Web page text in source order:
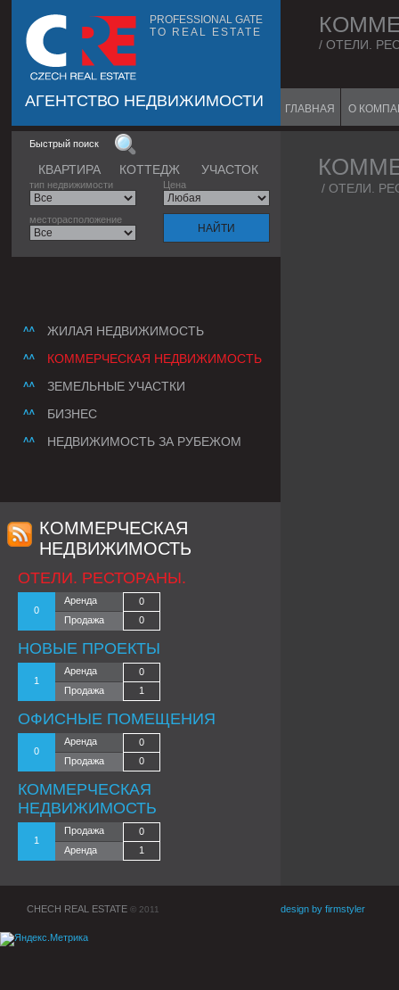
PROFESSIONAL GATE
TO REAL ESTATE
АГЕНТСТВО НЕДВИЖИМОСТИ
/ ОТЕЛИ.
ГЛАВНАЯ О
Быстрый поиск
КВАРТИРА КОТТЕДЖ УЧАСТОК
тип недвижимости Цена
месторасположение
ЖИЛАЯ НЕДВИЖИМОСТЬ
КОММЕРЧЕСКАЯ НЕДВИЖИМОСТЬ
ЗЕМЕЛЬНЫЕ УЧАСТКИ
БИЗНЕС
НЕДВИЖИМОСТЬ ЗА РУБЕЖОМ
/ ОТЕЛИ.
КОММЕРЧЕСКАЯ
НЕДВИЖИМОСТЬ
ОТЕЛИ. РЕСТОРАНЫ.
Аренда
0
Продажа
0
0
НОВЫЕ ПРОЕКТЫ
Аренда
0
Продажа
1
1
ОФИСНЫЕ ПОМЕЩЕНИЯ
Аренда
0
Продажа
0
0
КОММЕРЧЕСКАЯ
НЕДВИЖИМОСТЬ
Продажа
0
Аренда
1
1
CHECH REAL ESTATE © 2011 design by firmstyler